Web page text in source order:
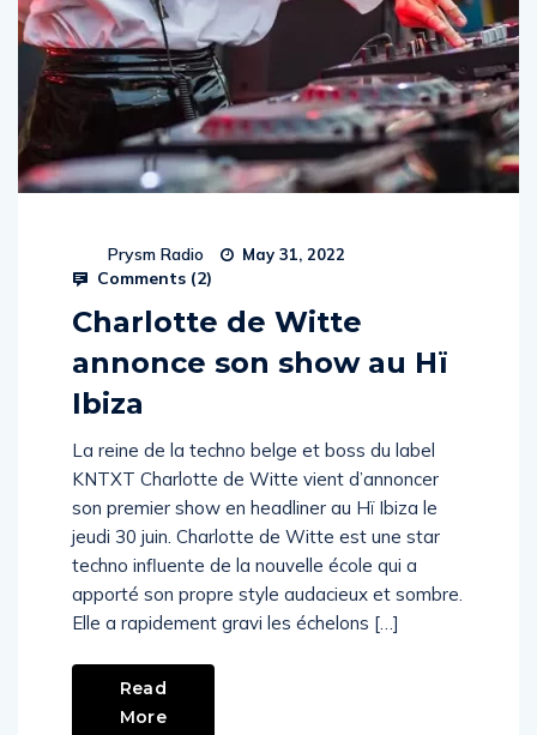
Prysm Radio May 31, 2022
Comments (2)
Charlotte de Witte
annonce son show au Hï
Ibiza
La reine de la techno belge et boss du label
KNTXT Charlotte de Witte vient d’annoncer
son premier show en headliner au Hï Ibiza le
jeudi 30 juin. Charlotte de Witte est une star
techno influente de la nouvelle école qui a
apporté son propre style audacieux et sombre.
Elle a rapidement gravi les échelons […]
Read
More